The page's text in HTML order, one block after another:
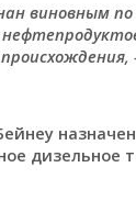
виновным
дизельное